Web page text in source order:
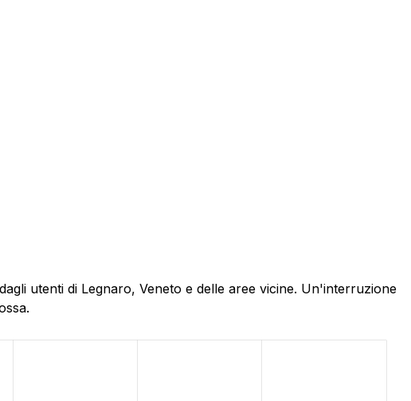
utenti di Legnaro, Veneto e delle aree vicine. Un'interruzione